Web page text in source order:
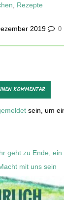
Rezepte
2019 0
KOMMENTAR
sein, um
geht zu Ende, ein
mit uns sein